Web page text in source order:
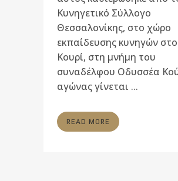
Κυνηγετικό Σύλλογο
Θεσσαλονίκης, στο χώρο
εκπαίδευσης κυνηγών στο
Κουρί, στη μνήμη του
συναδέλφου Οδυσσέα
αγώνας γίνεται ...
READ MORE